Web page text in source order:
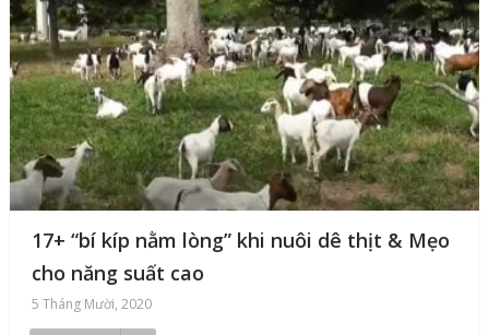
17+ “bí kíp nằm lòng” khi nuôi dê thịt & Mẹo
cho năng suất cao
5 Tháng Mười, 2020